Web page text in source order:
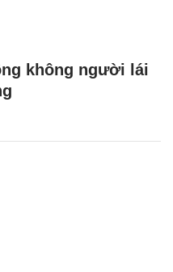
không người lái